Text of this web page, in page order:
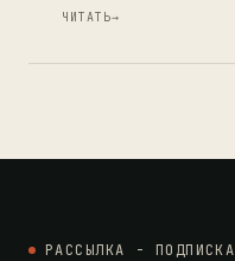
ЧИТАТЬ→
РАССЫЛКА - ПОДПИСКА